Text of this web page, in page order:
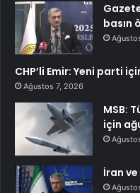
basın
CHP’li Emir: Yeni parti
Ağustos 7, 2026
MSB:
için
İran